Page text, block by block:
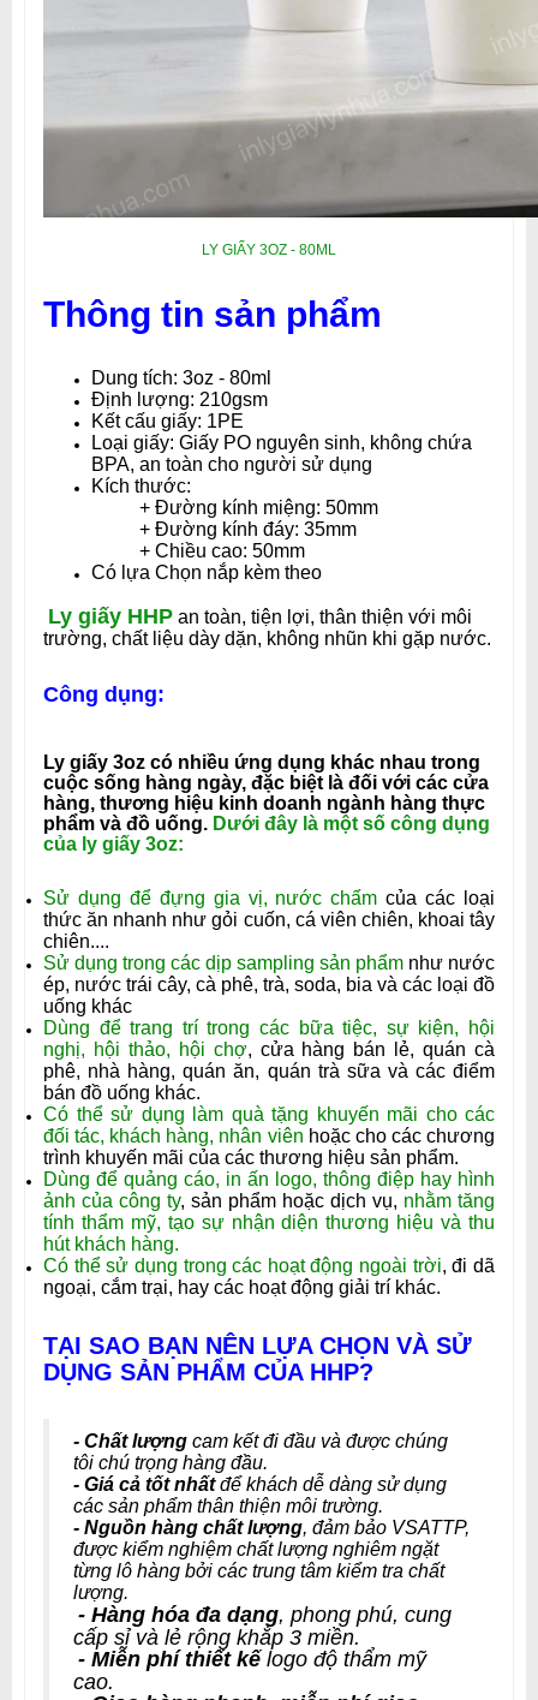
LY GIẤY 3OZ - 80ML
Thông tin sản phẩm
Dung tích: 3oz - 80ml
Định lượng: 210gsm
Kết cấu giấy: 1PE
Loại giấy: Giấy PO nguyên sinh, không chứa
BPA, an toàn cho người sử dụng
Kích thước:
+ Đường kính miệng: 50mm
+ Đường kính đáy: 35mm
+ Chiều cao: 50mm
Có lựa Chọn nắp kèm theo
Ly giấy HHP an toàn, tiện lợi, thân thiện với môi
trường, chất liệu dày dặn, không nhũn khi gặp nước.
Công dụng:
Ly giấy 3oz có nhiều ứng dụng khác nhau trong
cuộc sống hàng ngày, đặc biệt là đối với các cửa
hàng, thương hiệu kinh doanh ngành hàng thực
phẩm và đồ uống. Dưới đây là một số công dụng
của ly giấy 3oz:
Sử dụng để đựng gia vị, nước chấm của các loại
thức ăn nhanh như gỏi cuốn, cá viên chiên, khoai tây
chiên....
Sử dụng trong các dịp sampling sản phẩm như nước
ép, nước trái cây, cà phê, trà, soda, bia và các loại đồ
uống khác
Dùng để trang trí trong các bữa tiệc, sự kiện, hội
nghị, hội thảo, hội chợ, cửa hàng bán lẻ, quán cà
phê, nhà hàng, quán ăn, quán trà sữa và các điểm
bán đồ uống khác.
Có thể sử dụng làm quà tặng khuyến mãi cho các
đối tác, khách hàng, nhân viên hoặc cho các chương
trình khuyến mãi của các thương hiệu sản phẩm.
Dùng để quảng cáo, in ấn logo, thông điệp hay hình
ảnh của công ty, sản phẩm hoặc dịch vụ, nhằm tăng
tính thẩm mỹ, tạo sự nhận diện thương hiệu và thu
hút khách hàng.
Có thể sử dụng trong các hoạt động ngoài trời, đi dã
ngoại, cắm trại, hay các hoạt động giải trí khác.
TẠI SAO BẠN NÊN LỰA CHỌN VÀ SỬ
DỤNG SẢN PHẨM CỦA HHP?
- Chất lượng cam kết đi đầu và được chúng
tôi chú trọng hàng đầu.
- Giá cả tốt nhấtđể khách dễ dàng sử dụng
các sản phẩm thân thiện môi trường.
- Nguồn hàng chất lượng, đảm bảo VSATTP,
được kiểm nghiệm chất lượng nghiêm ngặt
từng lô hàng bởi các trung tâm kiểm tra chất
lượng.
- Hàng hóa đa dạng, phong phú, cung
cấp sỉ và lẻ rộng khắp 3 miền.
- Miễn phí thiết kế logo độ thẩm mỹ
cao.